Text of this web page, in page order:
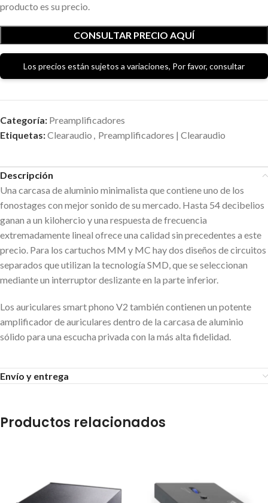
producto es su precio.
CONSULTAR PRECIO AQUÍ
Los precios están sujetos a variaciones, Por favor, consultar
Categoría: Preamplificadores
Etiquetas:Clearaudio , Preamplificadores | Clearaudio
Descripción
Una carcasa de aluminio minimalista que contiene uno de los
fonostages con mejor sonido de su mercado. Hasta 54 decibelios
ganan a un kilohercio y una respuesta de frecuencia
extremadamente lineal ofrece una calidad sin precedentes a este
precio. Para los cartuchos MM y MC hay dos diseños de circuitos
separados que utilizan la tecnología SMD, que se seleccionan
mediante un interruptor deslizante en la parte inferior.
Los auriculares smart phono V2 también contienen un potente
amplificador de auriculares dentro de la carcasa de aluminio
sólido para una escucha privada con la más alta fidelidad.
Envío y entrega
Productos relacionados